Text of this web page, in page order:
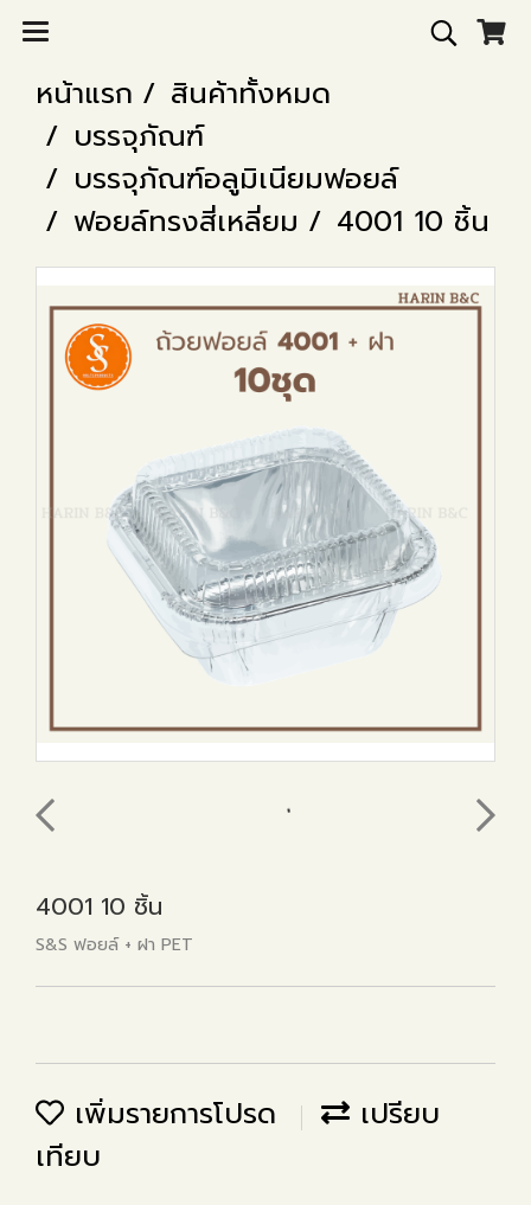
หน้าแรก
สินค้าทั้งหมด
บรรจุภัณฑ์
บรรจุภัณฑ์อลูมิเนียมฟอยล์
ฟอยล์ทรงสี่เหลี่ยม
4001 10 ชิ้น
4001 10 ชิ้น
S&S ฟอยล์ + ฝา PET
เพิ่มรายการโปรด
เปรียบ
เทียบ